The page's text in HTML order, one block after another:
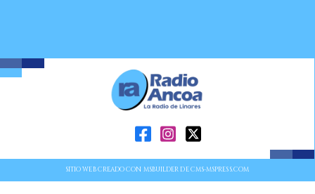
SITIO WEB CREADO CON MSBUILDER DE CMS-MSPRESS.COM